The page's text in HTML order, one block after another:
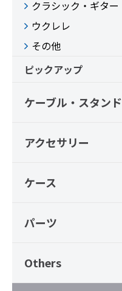
クラシック・ギター
ウクレレ
その他
ピックアップ
ケーブル・スタンド
アクセサリー
ケース
パーツ
Others